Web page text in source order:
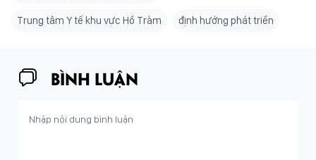
Trung tâm Y tế khu vực Hồ Tràm định hướng phát triển
BÌNH LUẬN